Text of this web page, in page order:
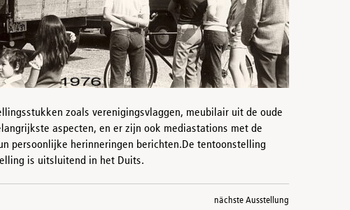
zoals verenigingsvlaggen, meubilair uit de oude
aspecten, en er zijn ook mediastations met de
persoonlijke herinneringen berichten.De tentoonstelling
is uitsluitend in het Duits.
nächste Ausstellung